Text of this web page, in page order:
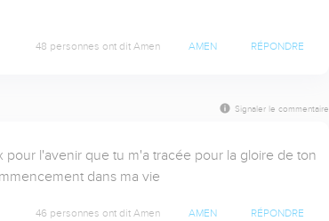
48 personnes ont dit Amen AMEN RÉPONDRE
Signaler le commentaire
pour l'avenir que tu m'a tracée pour la gloire de ton
dans ma vie
46 personnes ont dit Amen AMEN RÉPONDRE